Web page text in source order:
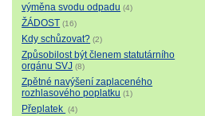
výměna svodu odpadu (4)
ŽÁDOST (16)
Kdy schůzovat? (2)
Způsobilost být členem statutárního
orgánu SVJ (8)
Zpětné navýšení zaplaceného
rozhlasového poplatku (1)
Přeplatek (4)